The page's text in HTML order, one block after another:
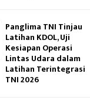
Panglima TNI Tinjau
Latihan KDOL, Uji
Kesiapan Operasi
Lintas Udara dalam
Latihan Terintegrasi
TNI 2026